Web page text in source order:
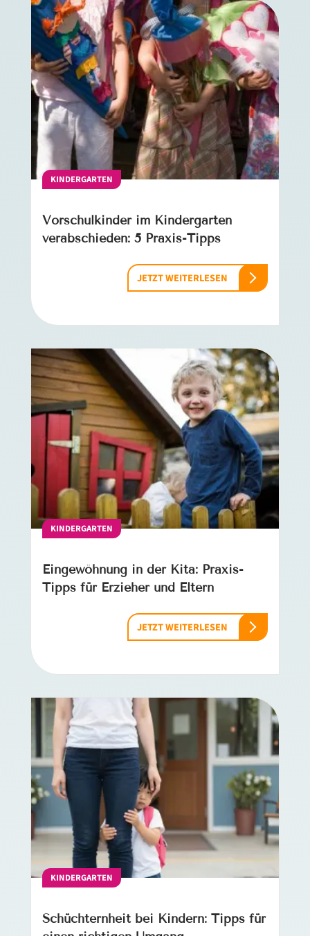
KINDERGARTEN
Vorschulkinder im Kindergarten
verabschieden: 5 Praxis-Tipps
JETZT WEITERLESEN
KINDERGARTEN
Eingewöhnung in der Kita: Praxis-
Tipps für Erzieher und Eltern
JETZT WEITERLESEN
KINDERGARTEN
Schüchternheit bei Kindern: Tipps für